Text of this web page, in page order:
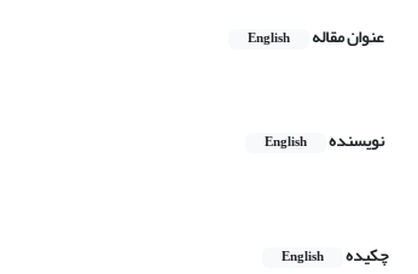
عنوان مقاله English
نویسنده English
چکیده
English